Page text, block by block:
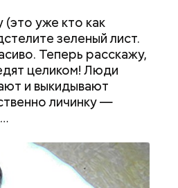
уже кто как
зеленый лист.
Теперь расскажу,
целиком! Люди
и выкидывают
личинку —